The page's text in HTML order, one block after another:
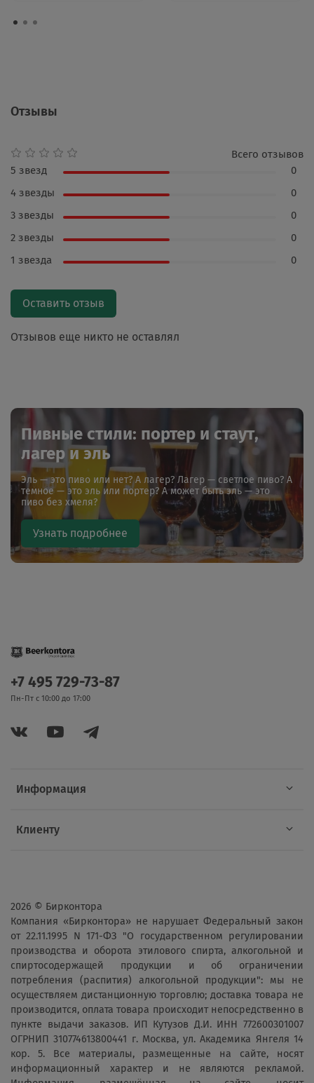
Отзывы
Отзывов еще никто не оставлял
Всего отзывов
5 звезд
0
4 звезды
0
3 звезды
0
2 звезды
0
1 звезда
0
Оставить отзыв
Пивные стили: портер и стаут,
лагер и эль
Эль — это пиво или нет? А лагер? Лагер — светлое пиво? А
темное — это эль или портер? А может быть эль — это
пиво без хмеля?
Узнать подробнее
Информация
Клиенту
+7 495 729-73-87
Пн-Пт с 10:00 до 17:00
2026 © Бирконтора
Компания «Бирконтора» не нарушает Федеральный закон
от 22.11.1995 N 171-ФЗ "О государственном регулировании
производства и оборота этилового спирта, алкогольной и
спиртосодержащей продукции и об ограничении
потребления (распития) алкогольной продукции": мы не
осуществляем дистанционную торговлю; доставка товара не
производится, оплата товара происходит непосредственно в
пункте выдачи заказов. ИП Кутузов Д.И. ИНН 772600301007
ОГРНИП 310774613800441 г. Москва, ул. Академика Янгеля 14
кор. 5. Все материалы, размещенные на сайте, носят
информационный характер и не являются рекламой.